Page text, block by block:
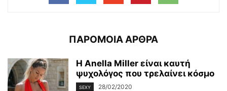
ΠΑΡΟΜΟΙΑ ΑΡΘΡΑ
Η Anella Miller είναι καυτή
ψυχολόγος που τρελαίνει κόσμο
SEXY 28/02/2020